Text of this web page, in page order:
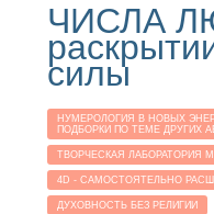
ЧИСЛА
силы
НУМЕРОЛОГИЯ В НОВЫХ
ПОДБОРКИ ПО ТЕМЕ ДРУГИХ
ТВОРЧЕСКАЯ ЛАБОРАТОРИЯ
4D - САМОСТОЯТЕЛЬНО
ДУХОВНОСТЬ БЕЗ РЕЛИГИИ